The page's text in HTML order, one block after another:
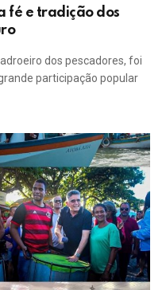
fé e tradição dos
dos pescadores, foi
participação popular